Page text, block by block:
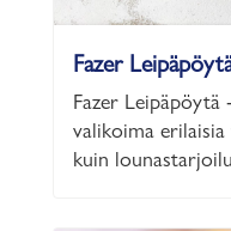
Fazer
Fazer Leipäpöytä
valikoima
kuin